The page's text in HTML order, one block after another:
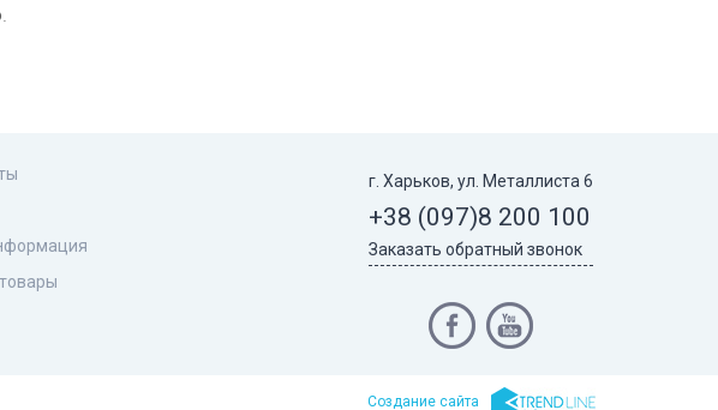
г. Харьков, ул. Металлиста 6
+38 (097)8 200 100
Заказать обратный звонок
Cоздание сайта